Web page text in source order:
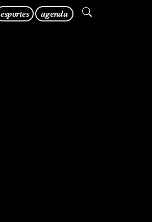
esportes agenda